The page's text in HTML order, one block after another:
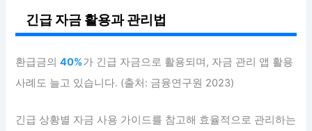
긴급 자금 활용과 관리법
환급금의40%가 긴급 자금으로 활용되며, 자금 관리 앱 활용
사례도 늘고 있습니다. (출처: 금융연구원 2023)
긴급 상황별 자금 사용 가이드를 참고해 효율적으로 관리하는